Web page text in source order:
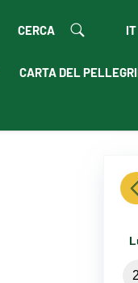
IT
CERCA
CARTA DEL